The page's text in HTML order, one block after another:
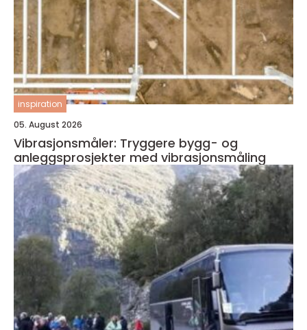
inspiration
05. August 2026
Vibrasjonsmåler: Tryggere bygg- og
anleggsprosjekter med vibrasjonsmåling